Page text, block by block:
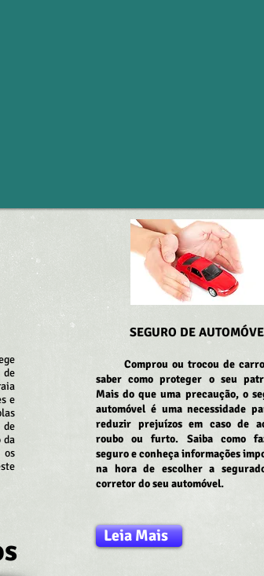
de
e
da
SEGURO DE
Comprou ou trocou de
saber como proteger o seu
Mais do que uma precaução, o
automóvel é uma necessidade
reduzir prejuízos em caso de
roubo ou furto. Saiba como
seguro e conheça informações
na hora de escolher a
corretor do seu automóvel.
Leia Mais